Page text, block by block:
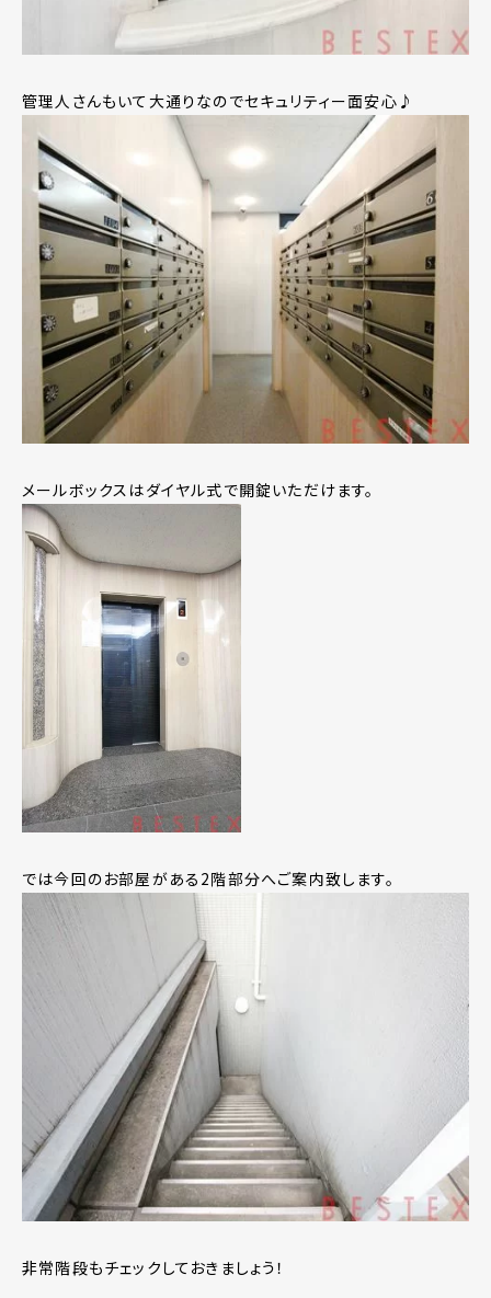
管理人さんもいて大通りなのでセキュリティー面安心♪
メールボックスはダイヤル式で開錠いただけます。
では今回のお部屋がある2階部分へご案内致します。
非常階段もチェックしておきましょう！